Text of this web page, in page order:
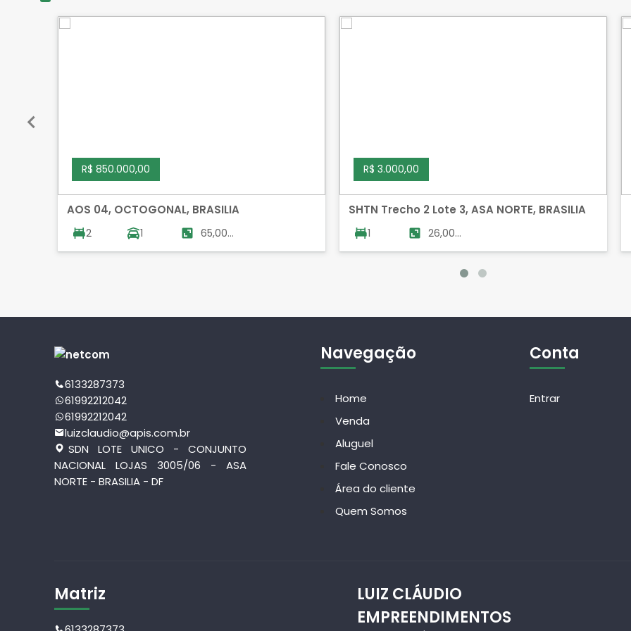
R$ 850.000,00
AOS 04, OCTOGONAL, BRASILIA
2 1
65,00
m²
R$ 3.000,00
SHTN Trecho 2 Lote 3, ASA NORTE, BRASILIA
1
26,00
m²
6133287373
61992212042
61992212042
luizclaudio@apis.com.br
SDN LOTE UNICO - CONJUNTO
NACIONAL LOJAS 3005/06 - ASA
NORTE - BRASILIA - DF
Navegação
Home
Venda
Aluguel
Fale Conosco
Área do cliente
Quem Somos
Conta
Entrar
Matriz
LUIZ CLÁUDIO
EMPREENDIMENTOS